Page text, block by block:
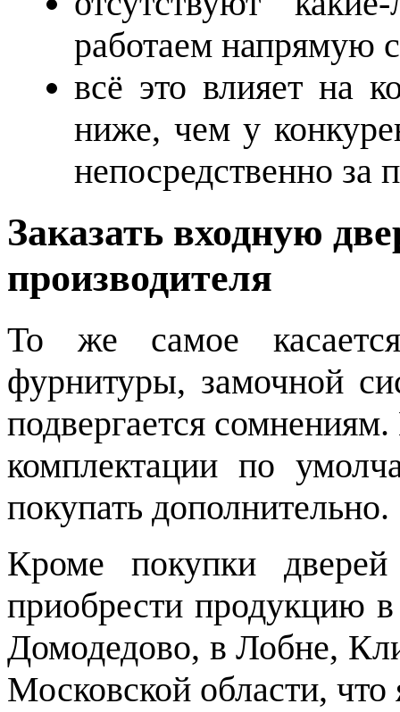
работаем напрямую
всё это влияет на
ниже, чем у
непосредственно за
Заказать входную
производителя
То же самое
фурнитуры, замочной
подвергается
комплектации по
покупать дополнительно.
Кроме покупки
приобрести продукцию
Домодедово, в Лобне,
Московской области,